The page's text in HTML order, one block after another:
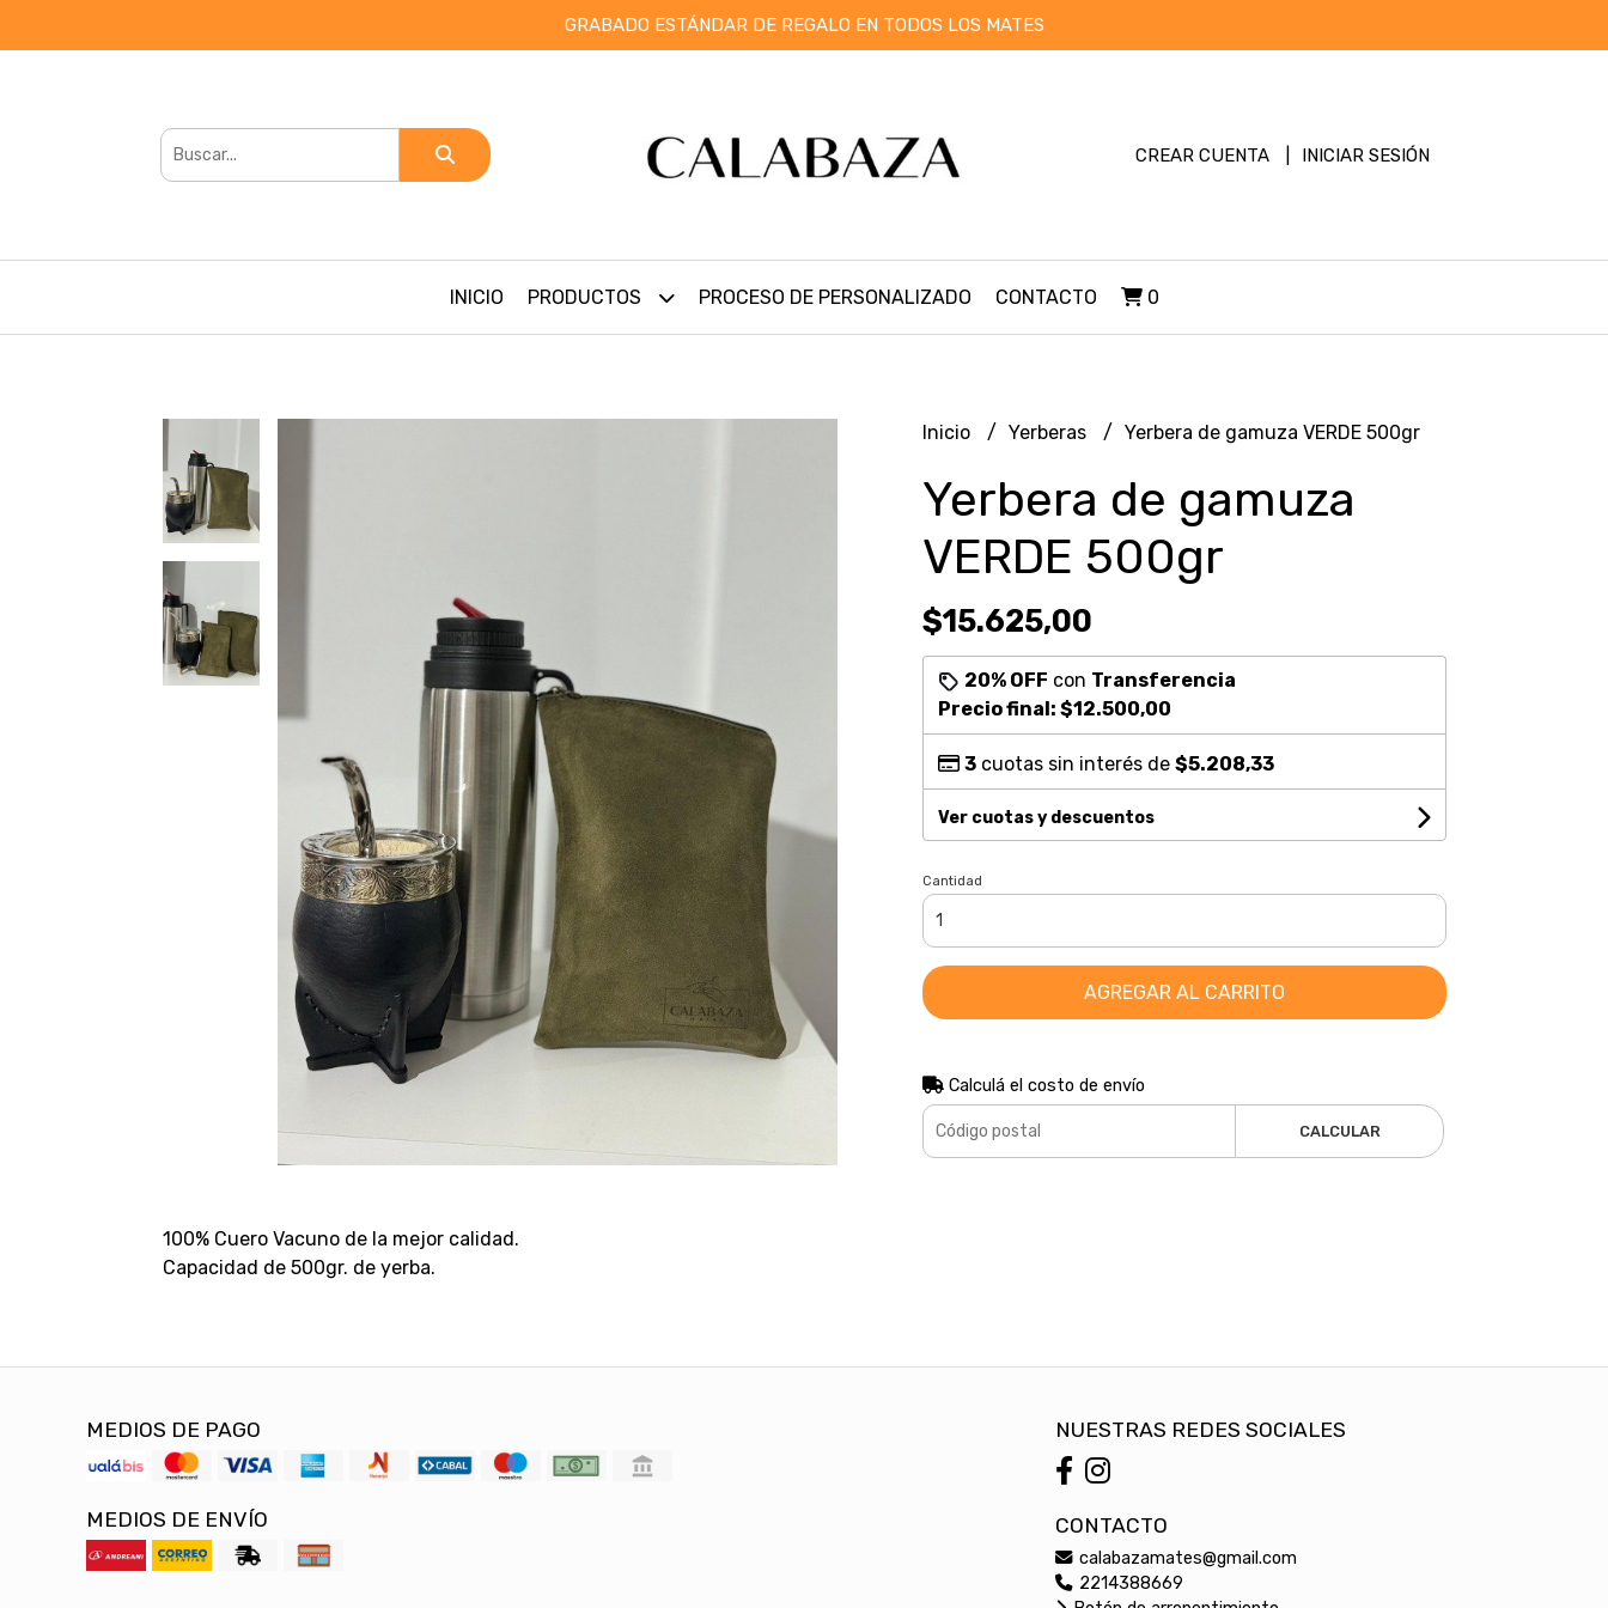
GRABADO ESTÁNDAR DE REGALO EN TODOS LOS MATES
CREAR CUENTA INICIAR SESIÓN
INICIO PRODUCTOS PROCESO DE PERSONALIZADO CONTACTO 0
100% Cuero Vacuno de la mejor calidad.
Capacidad de 500gr. de yerba.
Inicio Yerberas Yerbera de gamuza VERDE 500gr
Yerbera de gamuza
VERDE 500gr
$15.625,00
20% OFF con Transferencia
Precio final: $12.500,00
3cuotas sin interés de $5.208,33
Ver cuotas y descuentos
Cantidad
AGREGAR AL CARRITO
Calculá el costo de envío
CALCULAR
MEDIOS DE PAGO
MEDIOS DE ENVÍO
NUESTRAS REDES SOCIALES
CONTACTO
calabazamates@gmail.com
2214388669